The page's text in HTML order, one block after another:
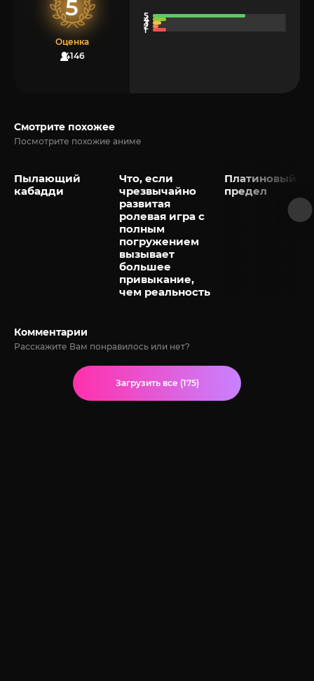
5
Оценка
4146
Смотрите похожее
Посмотрите похожие аниме
Пылающий
кабадди
Что, если
чрезвычайно
развитая
ролевая игра с
полным
погружением
вызывает
большее
привыкание,
чем реальность
Платиновый
предел
Комментарии
Расскажите Вам понравилось или нет?
Загрузить все (175)